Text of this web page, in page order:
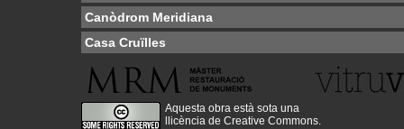
Canòdrom Meridiana
Casa Cruïlles
Aquesta obra està sota una
llicència de Creative Commons.